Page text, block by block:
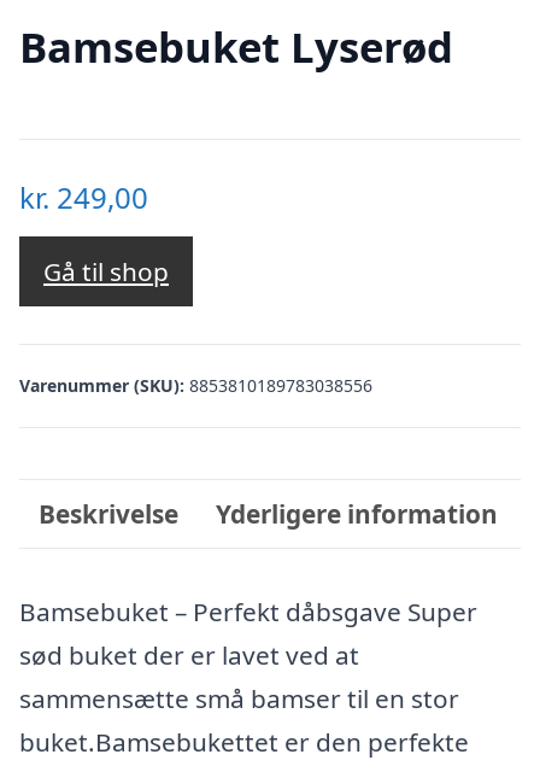
Bamsebuket Lyserød
kr. 249,00
Gå til shop
Varenummer (SKU): 8853810189783038556
Beskrivelse Yderligere information
Bamsebuket – Perfekt dåbsgave Super
sød buket der er lavet ved at
sammensætte små bamser til en stor
buket.Bamsebukettet er den perfekte